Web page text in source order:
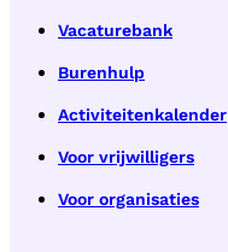
Vacaturebank
Burenhulp
Activiteitenkalender
Voor vrijwilligers
Voor organisaties